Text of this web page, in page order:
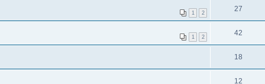
1 2 27
1 2 42
18
12